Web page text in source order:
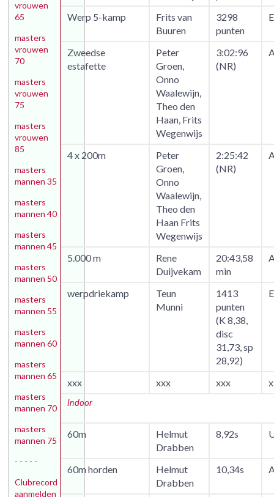
Werp 5-kamp
Frits van
Buuren
3298
punten
Zweedse
estafette
Peter
Groen,
Onno
Waalewijn,
Theo den
Haan, Frits
Wegenwijs
3:02:96
(NR)
4 x 200m
Peter
Groen,
Onno
Waalewijn,
Theo den
Haan Frits
Wegenwijs
2:25:42
(NR)
5.000 m
Rene
Duijvekam
20:43,58
min
werpdriekamp
Teun
Munni
1413
punten
(K 8,38,
disc
31,73, sp
28,92)
xxx xxx xxx
Indoor
60m
Helmut
Drabben
8,92s
60m horden
Helmut
Drabben
10,34s
vrouwen
65
masters
vrouwen
70
masters
vrouwen
75
masters
vrouwen
85
masters
mannen 35
masters
mannen 40
masters
mannen 45
masters
mannen 50
masters
mannen 55
masters
mannen 60
masters
mannen 65
masters
mannen 70
masters
mannen 75
- - - - -
Clubrecord
aanmelden